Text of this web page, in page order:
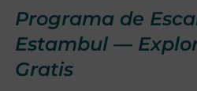
Programa de
Estambul —
Gratis